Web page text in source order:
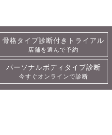
骨格タイプ診断付きトライアル
詳細・予約
パーソナルボディタイプ診断
今すぐオンラインで診断
骨格タイプ診断付きトライアル
店舗を選んで予約
パーソナルボディタイプ診断
今すぐオンラインで診断